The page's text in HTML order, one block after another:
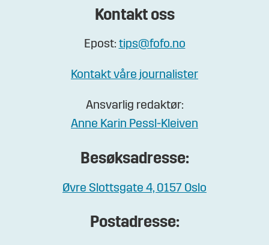
Kontakt oss
Epost: tips@fofo.no
Kontakt våre journalister
Ansvarlig redaktør:
Anne Karin Pessl-Kleiven
Besøksadresse:
Øvre Slottsgate 4, 0157 Oslo
Postadresse: